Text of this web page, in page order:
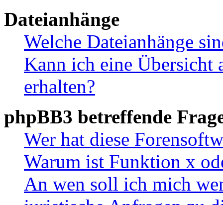
Dateianhänge
Welche Dateianhänge
Kann ich eine Übersicht
erhalten?
phpBB3 betreffende
Wer hat diese
Warum ist Funktion x
An wen soll ich mich